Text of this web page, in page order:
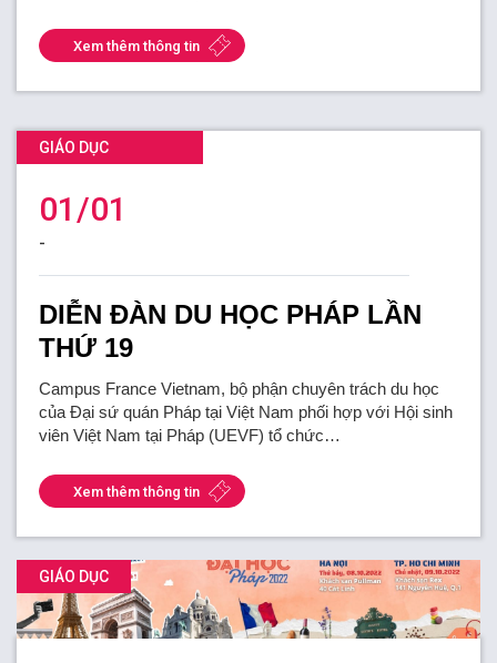
Xem thêm thông tin
GIÁO DỤC
01/01
-
DIỄN ĐÀN DU HỌC PHÁP LẦN
THỨ 19
Campus France Vietnam, bộ phận chuyên trách du học
của Đại sứ quán Pháp tại Việt Nam phối hợp với Hội sinh
viên Việt Nam tại Pháp (UEVF) tổ chức…
Xem thêm thông tin
GIÁO DỤC